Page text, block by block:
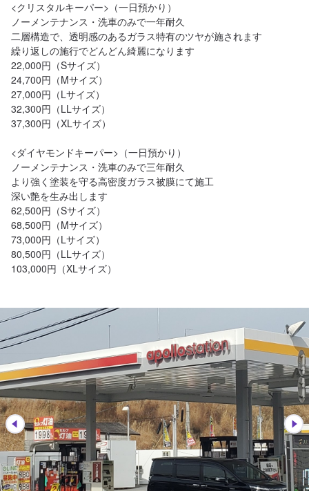
<クリスタルキーパー>（一日預かり）
ノーメンテナンス・洗車のみで一年耐久
二層構造で、透明感のあるガラス特有のツヤが施されます
繰り返しの施行でどんどん綺麗になります
22,000円（Sサイズ）
24,700円（Mサイズ）
27,000円（Lサイズ）
32,300円（LLサイズ）
37,300円（XLサイズ）
<ダイヤモンドキーパー>（一日預かり）
ノーメンテナンス・洗車のみで三年耐久
より強く塗装を守る高密度ガラス被膜にて施工
深い艶を生み出します
62,500円（Sサイズ）
68,500円（Mサイズ）
73,000円（Lサイズ）
80,500円（LLサイズ）
103,000円（XLサイズ）